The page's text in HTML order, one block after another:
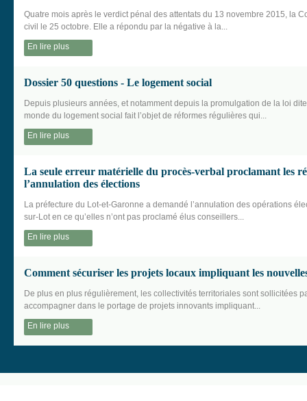
Quatre mois après le verdict pénal des attentats du 13 novembre 2015, la
civil le 25 octobre. Elle a répondu par la négative à la...
En lire plus
Dossier 50 questions - Le logement social
Depuis plusieurs années, et notamment depuis la promulgation de la loi
monde du logement social fait l’objet de réformes régulières qui...
En lire plus
La seule erreur matérielle du procès-verbal proclamant les
l’annulation des élections
La préfecture du Lot-et-Garonne a demandé l’annulation des opérations
sur-Lot en ce qu’elles n’ont pas proclamé élus conseillers...
En lire plus
Comment sécuriser les projets locaux impliquant les
De plus en plus régulièrement, les collectivités territoriales sont sollicitées
accompagner dans le portage de projets innovants impliquant...
En lire plus